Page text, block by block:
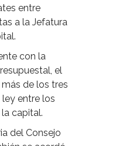
entre
a la Jefatura
con la
el
de los tres
entre los
capital.
del Consejo